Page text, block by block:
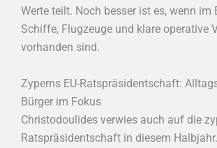
Werte teilt. Noch besser ist es, wenn im
Schiffe, Flugzeuge und klare operative
vorhanden sind.
Zyperns EU-Ratspräsidentschaft:
Bürger im Fokus
Christodoulides verwies auch auf die
Ratspräsidentschaft in diesem